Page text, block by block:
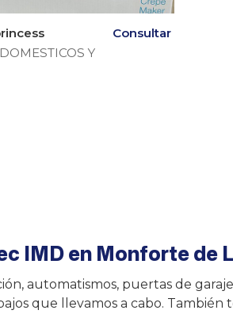
Y
Consultar
IMD en Monforte de
automatismos, puertas de
que llevamos a cabo.